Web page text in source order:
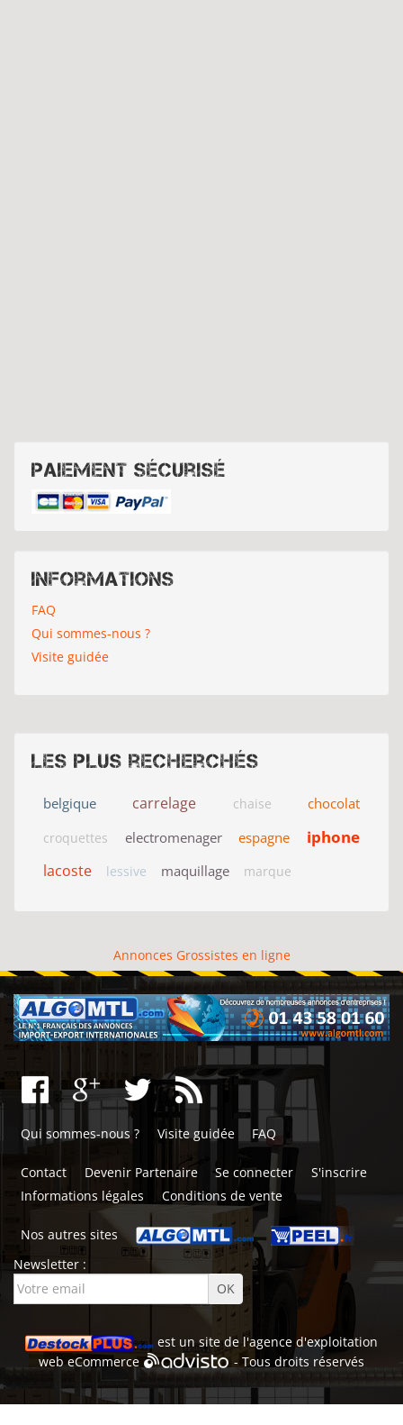
Paiement sécurisé
Informations
FAQ
Qui sommes-nous ?
Visite guidée
Les plus recherchés
belgique carrelage chaise chocolat
croquettes electromenager espagne iphone
lacoste lessive maquillage marque
Annonces Grossistes en ligne
Qui sommes-nous ? Visite guidée FAQ
Contact Devenir Partenaire Se connecter
S'inscrire
Informations légales
Conditions de vente
Nos autres sites
Newsletter :
est un site de l'agence d'exploitation
webeCommerce - Tous droits réservés